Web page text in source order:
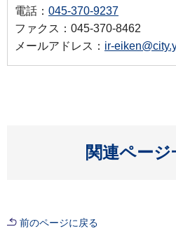
電話： 045-370-9237
ファクス：045-370-8462
メールアドレス： ir-
関連ページ
前のページに戻る